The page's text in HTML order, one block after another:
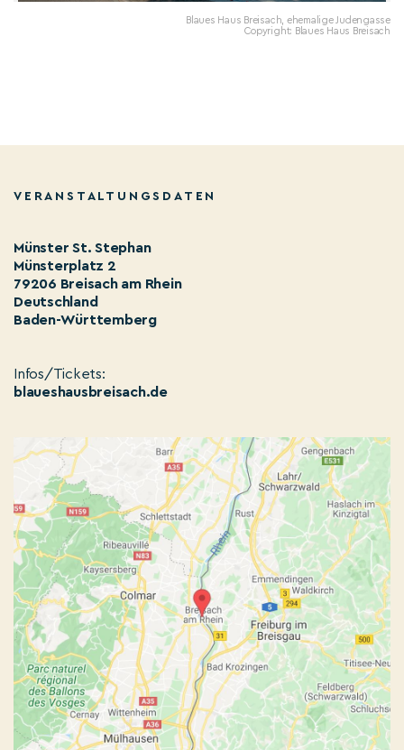
Blaues Haus Breisach, ehemalige Judengasse
Copyright: Blaues Haus Breisach
VERANSTALTUNGSDATEN
Münster St. Stephan
Münsterplatz 2
79206 Breisach am Rhein
Deutschland
Baden-Württemberg
Infos/Tickets:
blaueshausbreisach.de